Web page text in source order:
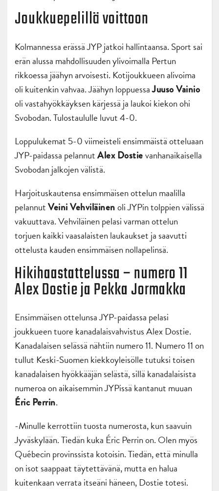
Joukkuepelillä voittoon
Kolmannessa erässä JYP jatkoi hallintaansa. Sport sai
erän alussa mahdollisuuden ylivoimalla Pertun
rikkoessa jäähyn arvoisesti. Kotijoukkueen alivoima
oli kuitenkin vahvaa. Jäähyn loppuessaJuuso Vainio
oli vastahyökkäyksen kärjessä ja laukoi kiekon ohi
Svobodan. Tulostaululle luvut 4-0.
Loppulukemat 5-0 viimeisteli ensimmäistä otteluaan
JYP-paidassa pelannutAlex Dostievanhanaikaisella
Svobodan jalkojen välistä.
Harjoituskautensa ensimmäisen ottelun maalilla
pelannutVeini Vehviläinenoli JYPin tolppien välissä
vakuuttava. Vehviläinen pelasi varman ottelun
torjuen kaikki vaasalaisten laukaukset ja saavutti
ottelusta kauden ensimmäisen nollapelinsä.
Hikihaastattelussa – numero 11
Alex Dostie ja Pekka Jormakka
Ensimmäisen ottelunsa JYP-paidassa pelasi
joukkueen tuore kanadalaisvahvistus Alex Dostie.
Kanadalaisen selässä nähtiin numero 11. Numero 11 on
tullut Keski-Suomen kiekkoyleisölle tutuksi toisen
kanadalaisen hyökkääjän selästä, sillä kanadalaisista
numeroa on aikaisemmin JYPissä kantanut muuan
Éric Perrin.
-Minulle kerrottiin tuosta numerosta, kun saavuin
Jyväskylään. Tiedän kuka Éric Perrin on. Olen myös
Québecin provinssista kotoisin. Tiedän, että minulla
on isot saappaat täytettävänä, mutta en halua
kuitenkaan verrata itseäni häneen, Dostie totesi.